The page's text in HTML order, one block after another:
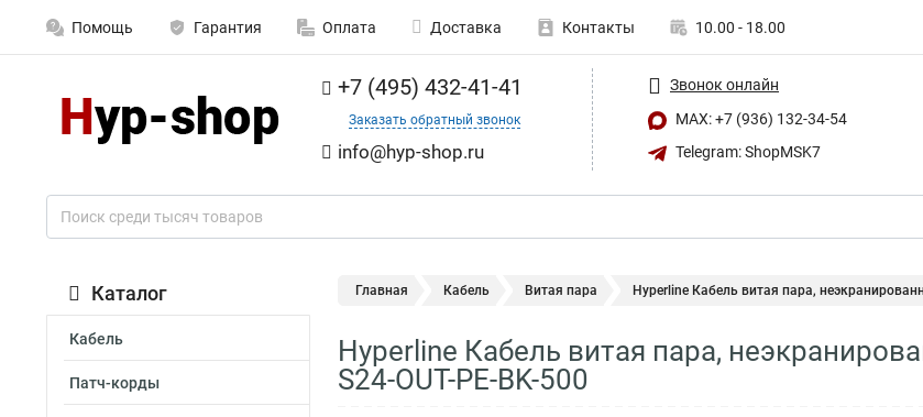
Помощь Гарантия Оплата Доставка Контакты 10.00 - 18.00
+7 (495) 432-41-41
Заказать обратный звонок
info@hyp-shop.ru
Звонок онлайн
MAX: +7 (936) 132-34-54
Telegram: ShopMSK7
Каталог
Кабель
Патч-корды
Главная Кабель Витая пара Hyperline Кабель витая пара,
Hyperline Кабель витая пара,
S24-OUT-PE-BK-500